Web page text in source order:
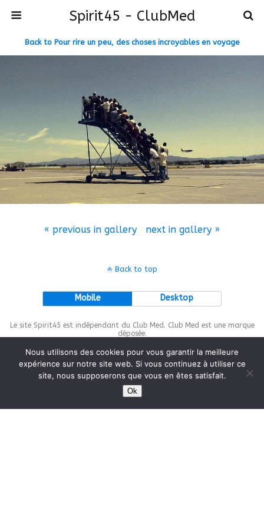
Spirit45 - ClubMed
Back to Pour rire un peu, des choses incroyables en voyage
« previous in gallery next in gallery »
Back to top
Mobile Desktop
Le site Spirit45 est indépendant du Club Med. Club Med est une marque
déposée.
This site is protected bywp-copyrightpro.com
Nous utilisons des cookies pour vous garantir la meilleure
expérience sur notre site web. Si vous continuez à utiliser ce
site, nous supposerons que vous en êtes satisfait.
Ok